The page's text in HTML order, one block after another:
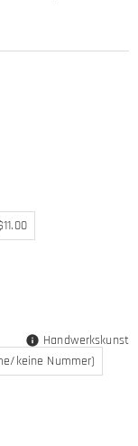
keine Nummer)
Handwerkskunst